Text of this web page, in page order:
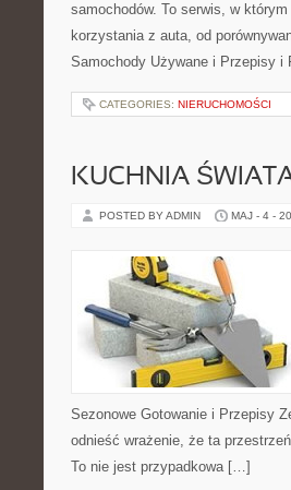
samochodów. To serwis, w
korzystania z auta, od
Samochody Używane i Przepisy
CATEGORIES: NIERUCHOMOŚCI
KUCHNIA
POSTED BY ADMIN MAJ - 4 -
Sezonowe Gotowanie i Przepisy
odnieść wrażenie, że ta
To nie jest przypadkowa […]